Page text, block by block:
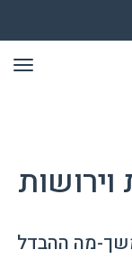
וירושות
מה ההבדל